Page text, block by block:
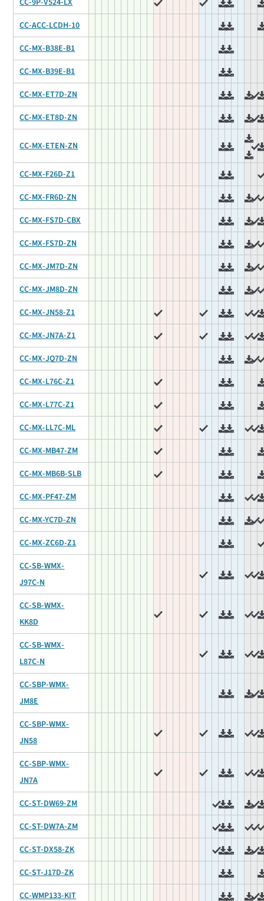
CC-9P-V524-LX
CC-ACC-LCDH-10
CC-MX-B38E-B1
CC-MX-B39E-B1
CC-MX-ET7D-ZN
CC-MX-ET8D-ZN
CC-MX-ETEN-ZN
CC-MX-F26D-Z1
CC-MX-FR6D-ZN
CC-MX-FS7D-CBX
CC-MX-FS7D-ZN
CC-MX-JM7D-ZN
CC-MX-JM8D-ZN
CC-MX-JN58-Z1
CC-MX-JN7A-Z1
CC-MX-JQ7D-ZN
CC-MX-L76C-Z1
CC-MX-L77C-Z1
CC-MX-LL7C-ML
CC-MX-MB47-ZM
CC-MX-MB6B-SLB
CC-MX-PF47-ZM
CC-MX-YC7D-ZN
CC-MX-ZC6D-Z1
CC-SB-WMX-
J97C-N
CC-SB-WMX-
KK8D
CC-SB-WMX-
L87C-N
CC-SBP-WMX-
JM8E
CC-SBP-WMX-
JN58
CC-SBP-WMX-
JN7A
CC-ST-DW69-ZM
CC-ST-DW7A-ZM
CC-ST-DX58-ZK
CC-ST-J17D-ZK
CC-WMP133-KIT